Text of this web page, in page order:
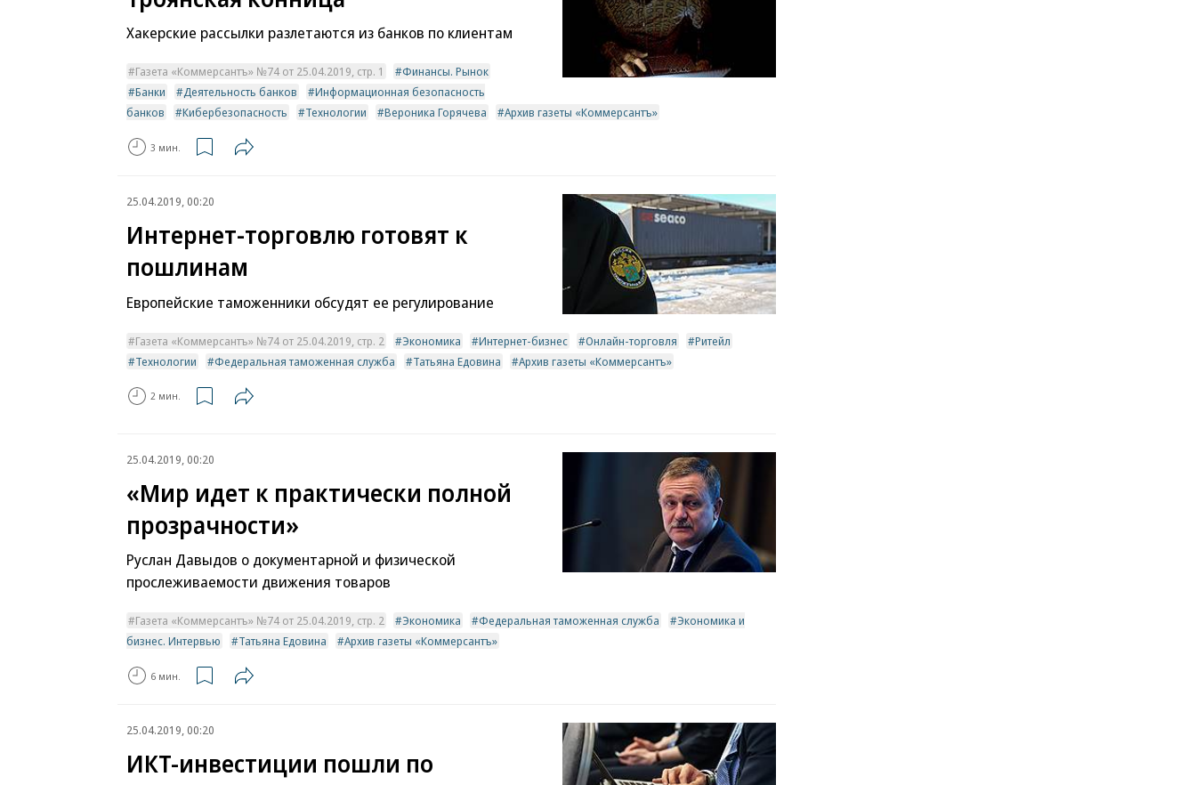
Хакерские рассылки разлетаются из банков по клиентам
Газета «Коммерсантъ» №74 от 25.04.2019, стр. 1
Финансы. Рынок
Банки
Деятельность банков
Информационная безопасность
банков
Кибербезопасность Технологии Вероника Горячева Архив газеты «Коммерсантъ»
3 мин.
25.04.2019, 00:20
Интернет-торговлю готовят к
пошлинам
Европейские таможенники обсудят ее регулирование
Газета «Коммерсантъ» №74 от 25.04.2019, стр. 2 Экономика Интернет-бизнес Онлайн-торговля
Ритейл
Технологии
Федеральная таможенная служба Татьяна Едовина Архив газеты «Коммерсантъ»
2 мин.
25.04.2019, 00:20
«Мир идет к практически полной
прозрачности»
Руслан Давыдов о документарной и физической
прослеживаемости движения товаров
Газета «Коммерсантъ» №74 от 25.04.2019, стр. 2 Экономика Федеральная таможенная служба
Экономика и
бизнес. Интервью
Татьяна Едовина Архив газеты «Коммерсантъ»
6 мин.
25.04.2019, 00:20
ИКТ-инвестиции пошли по